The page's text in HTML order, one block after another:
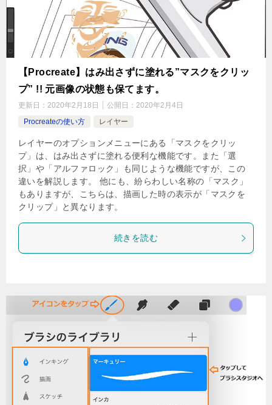
【Procreate】はみ出さずに塗れる”マスクをクリッ
プ” !! 元画像の状態も保てます。
更新日： 2020年2月18日 公開日： 2020年2月4日
Procreateの使い方
レイヤー
レイヤーのオプションメニューにある「マスクをクリッ
プ」は、はみ出さずに塗れる便利な機能です。また「選
択」や「アルファロック」も同じような機能ですが、この
違いを解説します。 他にも、紛らわしい名称の「マスク」
もありますが、こちらは、描画した時の表示が「マスクを
クリップ」と異なります。
続きを読む